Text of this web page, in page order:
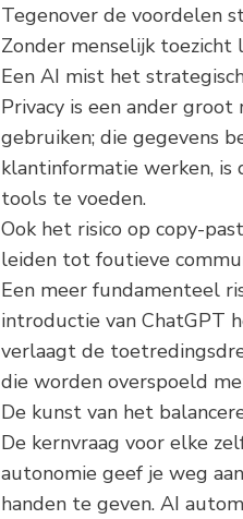
Tegenover de voordelen
Zonder menselijk toezicht
Een AI mist het
Privacy is een ander
gebruiken; die gegevens
klantinformatie werken, is
tools te voeden.
Ook het risico op copy-
leiden tot foutieve
Een meer fundamenteel
introductie van ChatGPT
verlaagt de
die worden overspoeld
De kunst van het
De kernvraag voor elke
autonomie geef je weg
handen te geven. AI